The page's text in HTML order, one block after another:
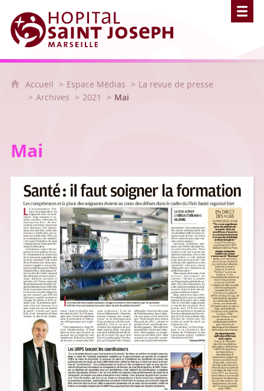
Hôpital Saint Joseph - Marseille
Accueil Espace Médias
La revue de presse
Archives
2021 Mai
Mai